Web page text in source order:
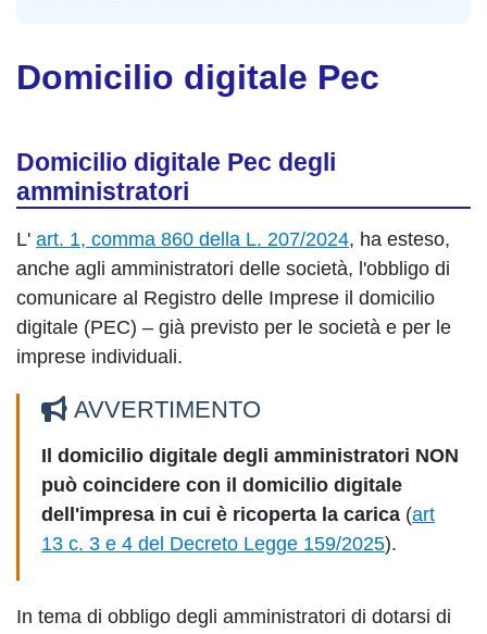
Domicilio digitale Pec
Domicilio digitale Pec degli
amministratori
L' art. 1, comma 860 della L. 207/2024, ha esteso,
anche agli amministratori delle società, l'obbligo di
comunicare al Registro delle Imprese il domicilio
digitale (PEC) – già previsto per le società e per le
imprese individuali.
AVVERTIMENTO
Il domicilio digitale degli amministratori NON
può coincidere con il domicilio digitale
dell'impresa in cui è ricoperta la carica (art
13 c. 3 e 4 del Decreto Legge 159/2025).
In tema di obbligo degli amministratori di dotarsi di